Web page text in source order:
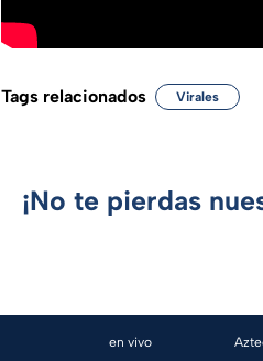
Tags relacionados Virales
¡No te pierdas
en vivo